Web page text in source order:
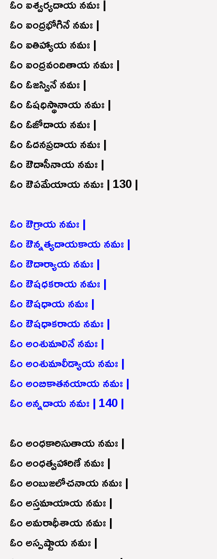
ఓం ఐంద్రభోగినే నమః |
ఓం ఐతిహ్యాయ నమః |
ఓం ఐంద్రవందితాయ నమః |
ఓం ఓజస్వినే నమః |
ఓం ఓషధిస్థానాయ నమః |
ఓం ఓజోదాయ నమః |
ఓం ఓదనప్రదాయ నమః |
ఓం ఔదాసీనాయ నమః |
ఓం ఔపమేయాయ నమః | 130 |
ఓం ఔగ్రాయ నమః |
ఓం ఔన్నత్యదాయకాయ నమః |
ఓం ఔదార్యాయ నమః |
ఓం ఔషధకరాయ నమః |
ఓం ఔషధాయ నమః |
ఓం ఔషధాకరాయ నమః |
ఓం అంశుమాలినే నమః |
ఓం అంశుమాలీడ్యాయ నమః |
ఓం అంబికాతనయాయ నమః |
ఓం అన్నదాయ నమః | 140 |
ఓం అంధకారిసుతాయ నమః |
ఓం అంధత్వహారిణే నమః |
ఓం అంబుజలోచనాయ నమః |
ఓం అస్తమాయాయ నమః |
ఓం అమరాధీశాయ నమః |
ఓం అస్పష్టాయ నమః |